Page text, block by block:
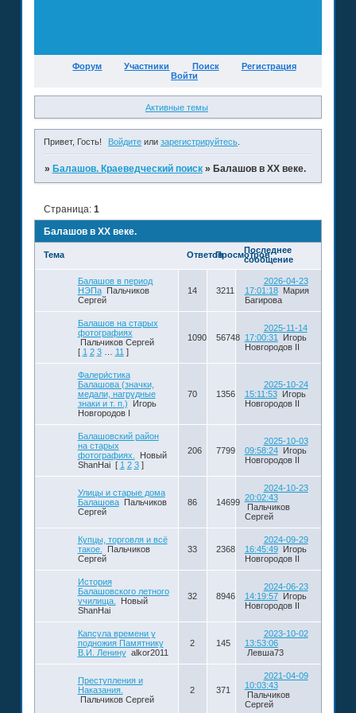
Форум Участники Поиск
Регистрация
Войти
Активные темы
Привет, Гость! Войдите илизарегистрируйтесь
» Балашов. Краеведческий поиск » Балашов в XX веке.
Балашов в XX веке.
Страница: 1
Тема ОтветовПросмотров
Последнее
сообщение
Балашов в период
НЭПа
Пальчиков
Сергей
14 3211
2026-04-23
17:01:18
Мария
Багирова
Балашов на старых
фотографиях
Пальчиков Сергей
[ 1 2 3 11 ]
1090 56748
2025-11-14
17:00:31
Игорь
Новгородов II
Фалери́стика
Балашова (значки,
медали, нагрудные
знаки и т. п.)
Игорь
Новгородов I
70 1356
2025-10-24
15:11:53
Игорь
Новгородов II
Балашовский район
на старых
фотографиях.
Новый
ShanHai [ 1 2 3 ]
206 7799
2025-10-03
09:58:24
Игорь
Новгородов II
Улицы и старые дома
Балашова
Пальчиков
Сергей
86 14699
2024-10-23
20:02:43
Пальчиков
Сергей
Купцы, торговля и всё
такое.
Пальчиков
Сергей
33 2368
2024-09-29
16:45:49
Игорь
Новгородов II
История
Балашовского летного
училища.
Новый
ShanHai
32 8946
2024-06-23
14:19:57
Игорь
Новгородов II
Капсула времени у
подножия Памятнику
В.И. Ленину alkor2011
2 145
2023-10-02
13:53:06
Левша73
Преступления и
Наказания.
Пальчиков Сергей
2 371
2021-04-09
10:03:43
Пальчиков
Сергей